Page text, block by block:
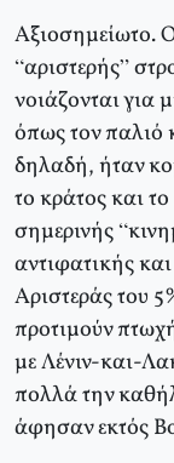
Αξιοσημείωτο.
“αριστερής”
νοιάζονται για
όπως τον παλιό
δηλαδή, ήταν
το κράτος και
σημερινής
αντιφατικής
Αριστεράς του
προτιμούν
με Λένιν-και-
πολλά την
άφησαν εκτός